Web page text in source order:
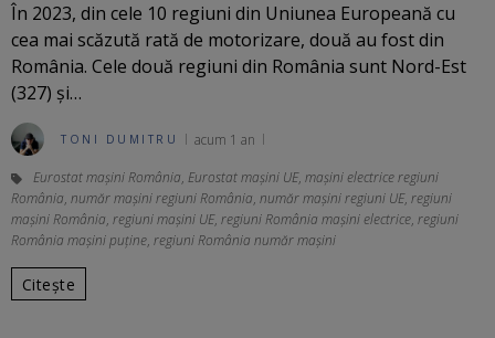
În 2023, din cele 10 regiuni din Uniunea Europeană cu
cea mai scăzută rată de motorizare, două au fost din
România. Cele două regiuni din România sunt Nord-Est
(327) și…
TONI DUMITRU acum 1 an
Eurostat mașini România, Eurostat mașini UE, mașini electrice regiuni
România, număr mașini regiuni România, număr mașini regiuni UE, regiuni
mașini România, regiuni mașini UE, regiuni România mașini electrice, regiuni
România mașini puține, regiuni România număr mașini
Citește